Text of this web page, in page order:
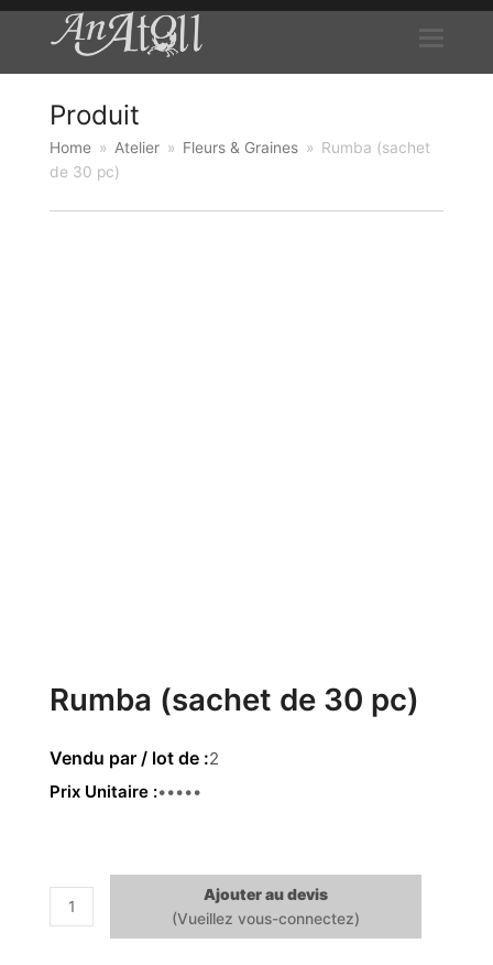
Produit
Home » Atelier » Fleurs & Graines » Rumba (sachet
de 30 pc)
Rumba (sachet de 30 pc)
2
Prix Unitaire 7.20€
quantité
de
Ajouter au devis